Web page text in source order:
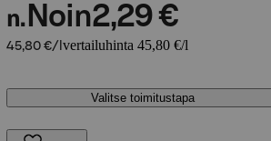
n. Noin2,29 €
45,80 €/l vertailuhinta 45,80 €/l
Valitse toimitustapa